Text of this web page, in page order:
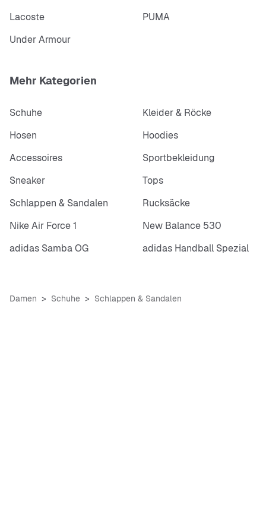
Lacoste
PUMA
Under Armour
Mehr Kategorien
Schuhe
Kleider & Röcke
Hosen
Hoodies
Accessoires
Sportbekleidung
Sneaker
Tops
Schlappen & Sandalen
Rucksäcke
Nike Air Force 1
New Balance 530
adidas Samba OG
adidas Handball Spezial
Damen Schuhe Schlappen & Sandalen